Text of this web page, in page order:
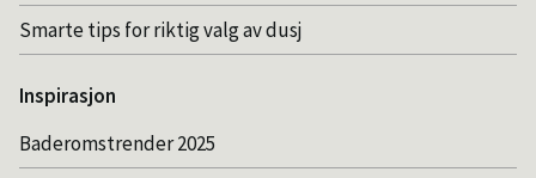
Smarte tips for riktig valg av dusj
Inspirasjon
Baderomstrender 2025